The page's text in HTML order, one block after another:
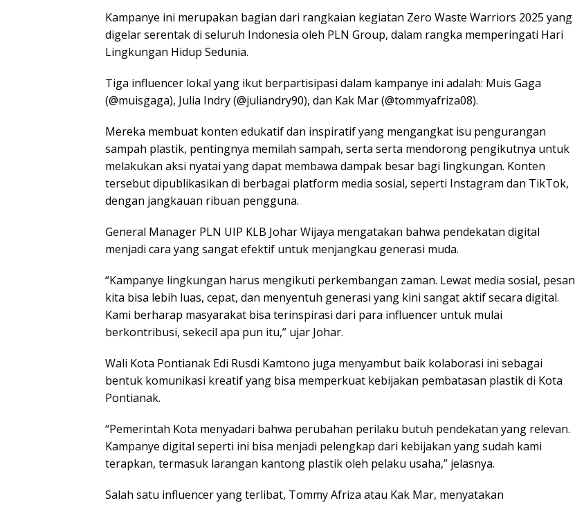
Kampanye ini merupakan bagian dari rangkaian kegiatan Zero Waste Warriors 2025 yang
digelar serentak di seluruh Indonesia oleh PLN Group, dalam rangka memperingati Hari
Lingkungan Hidup Sedunia.
Tiga influencer lokal yang ikut berpartisipasi dalam kampanye ini adalah: Muis Gaga
(@muisgaga), Julia Indry (@juliandry90), dan Kak Mar (@tommyafriza08).
Mereka membuat konten edukatif dan inspiratif yang mengangkat isu pengurangan
sampah plastik, pentingnya memilah sampah, serta serta mendorong pengikutnya untuk
melakukan aksi nyatai yang dapat membawa dampak besar bagi lingkungan. Konten
tersebut dipublikasikan di berbagai platform media sosial, seperti Instagram dan TikTok,
dengan jangkauan ribuan pengguna.
General Manager PLN UIP KLB Johar Wijaya mengatakan bahwa pendekatan digital
menjadi cara yang sangat efektif untuk menjangkau generasi muda.
“Kampanye lingkungan harus mengikuti perkembangan zaman. Lewat media sosial, pesan
kita bisa lebih luas, cepat, dan menyentuh generasi yang kini sangat aktif secara digital.
Kami berharap masyarakat bisa terinspirasi dari para influencer untuk mulai
berkontribusi, sekecil apa pun itu,” ujar Johar.
Wali Kota Pontianak Edi Rusdi Kamtono juga menyambut baik kolaborasi ini sebagai
bentuk komunikasi kreatif yang bisa memperkuat kebijakan pembatasan plastik di Kota
Pontianak.
“Pemerintah Kota menyadari bahwa perubahan perilaku butuh pendekatan yang relevan.
Kampanye digital seperti ini bisa menjadi pelengkap dari kebijakan yang sudah kami
terapkan, termasuk larangan kantong plastik oleh pelaku usaha,” jelasnya.
Salah satu influencer yang terlibat, Tommy Afriza atau Kak Mar, menyatakan